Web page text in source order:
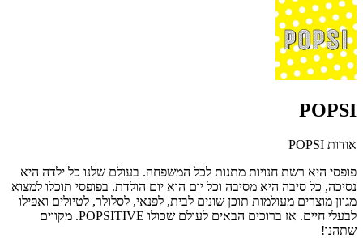
POPSI
אודות POPSI
פופסי היא רשת חנויות מתנות לכל המשפחה. בעולם שלנו כל ילדה היא
נסיכה, כל סיבה היא מסיבה וכל יום הוא יום הולדת. בפופסי תוכלו למצוא
מגוון מוצרים מעולמות תוכן שונים לבית, לפנאי, לסלולר, לטיולים ואפילו
לבעלי חיים. אז ברוכים הבאים לעולם שכולו POPSITIVE. מקווים
שתהנו!